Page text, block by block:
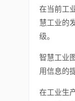
在当前工
慧工业的
级。
智慧工业
用信息的
在工业生